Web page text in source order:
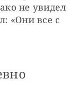
не увидел
«Они все с